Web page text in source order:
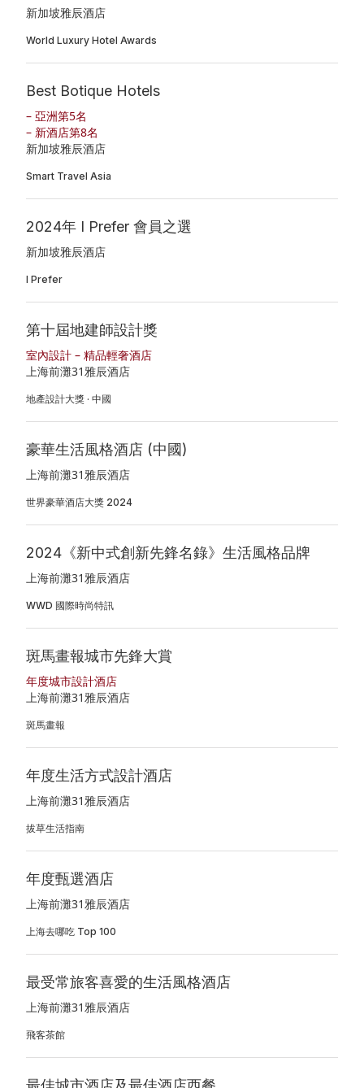
新加坡雅辰酒店
World Luxury Hotel Awards
Best Botique Hotels
– 亞洲第5名
– 新酒店第8名
新加坡雅辰酒店
Smart Travel Asia
2024年 I Prefer 會員之選
新加坡雅辰酒店
I Prefer
第十屆地建師設計獎
室內設計 – 精品輕奢酒店
上海前灘31雅辰酒店
地產設計大獎 · 中國
豪華生活風格酒店 (中國)
上海前灘31雅辰酒店
世界豪華酒店大獎 2024
2024《新中式創新先鋒名錄》生活風格品牌
上海前灘31雅辰酒店
WWD 國際時尚特訊
斑馬畫報城市先鋒大賞
年度城市設計酒店
上海前灘31雅辰酒店
斑馬畫報
年度生活方式設計酒店
上海前灘31雅辰酒店
拔草生活指南
年度甄選酒店
上海前灘31雅辰酒店
上海去哪吃 Top 100
最受常旅客喜愛的生活風格酒店
上海前灘31雅辰酒店
飛客茶館